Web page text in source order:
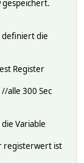
die
Register
300 Sec
Variable
ist